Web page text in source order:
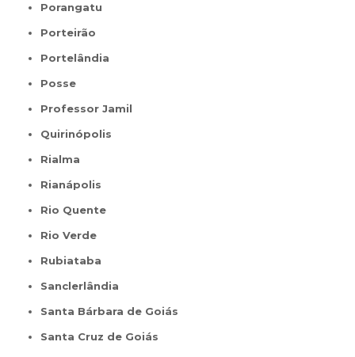
Porangatu
Porteirão
Portelândia
Posse
Professor Jamil
Quirinópolis
Rialma
Rianápolis
Rio Quente
Rio Verde
Rubiataba
Sanclerlândia
Santa Bárbara de Goiás
Santa Cruz de Goiás